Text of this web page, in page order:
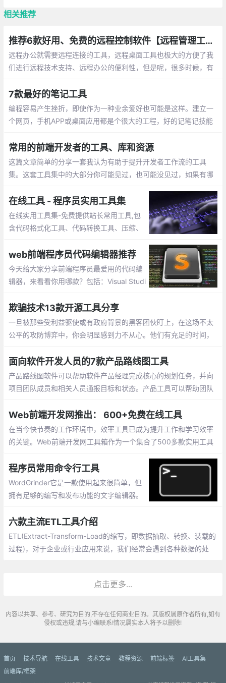
相关推荐
推荐6款好用、免费的远程控制软件【远程管理工具】
远程办公就需要远程连接的工具，远程桌面工具也极大的方便了我
们进行远程技术支持、远程办公的便利性，但是呢，很多时候，有
7款最好的笔记工具
编程容易产生挫折，即使作为一种业余爱好也可能是这样。建立一
个网页，手机APP或桌面应用都是个很大的工程，好的记笔记技能
法。
常用的前端开发者的工具、库和资源
这篇文章简单的分享一套我认为有助于提升开发者工作流的工具
集。这套工具集中的大部分你可能见过，也可能没见过，如果有哪
类的资源，所以这里我将它们分组整理。
在线工具 - 程序员实用工具集
在线实用工具集-免费提供站长常用工具,包
含代码格式化工具、代码转换工具、压缩、
无忧。
web前端程序员代码编辑器推荐
今天给大家分享前端程序员最爱用的代码编
辑器，来看看你用哪款？包括：Visual Studi
t、Dreamweaver、Brackets、Notepad++
欺骗技术13款开源工具分享
一旦被那些受利益驱使或有政府背景的黑客团伙盯上，在这场不太
公平的攻防博弈中，你会明显感到力不从心。他们有充足的时间，
就可以大获全胜
面向软件开发人员的7款产品路线图工具
产品路线图软件可以帮助软件产品经理完成核心的规划任务，并向
项目团队成员和相关人员通报目标和状态。产品工具可以帮助团队
整个产品生命周期中步调一致
Web前端开发网推出： 600+免费在线工具
在当今快节奏的工作环境中，效率工具已成为提升工作和学习效率
的关键。Web前端开发网工具箱作为一个集合了500多款实用工具
下载安装、直接在浏览器中使用的便捷解决方案。
程序员常用命令行工具
WordGrinder它是一款使用起来很简单，但
拥有足够的编写和发布功能的文字编辑器。
GNU Aspell：
六款主流ETL工具介绍
ETL(Extract-Transform-Load的缩写，即数据抽取、转换、装载的
过程)，对于企业或行业应用来说，我们经常会遇到各种数据的处
点击更多...
内容以共享、参考、研究为目的,不存在任何商业目的。其版权属原作者所有,如有
侵权或违规,请与小编联系!情况属实本人将予以删除!
首页 技术导航 在线工具 技术文章 教程资源 前端标签
AI工具集
前端库/框架